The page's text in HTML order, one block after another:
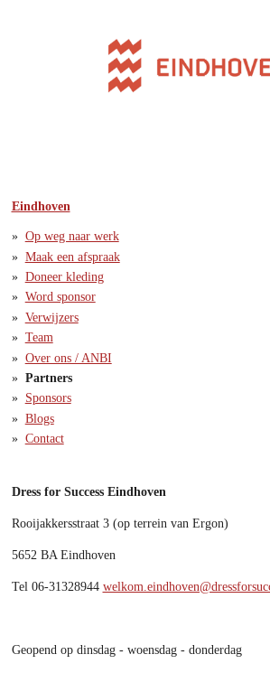
Eindhoven
Op weg naar werk
Maak een afspraak
Doneer kleding
Word sponsor
Verwijzers
Team
Over ons / ANBI
Partners
Sponsors
Blogs
Contact
Dress for Success Eindhoven
Rooijakkersstraat 3 (op terrein van Ergon)
5652 BA Eindhoven
Tel 06-31328944
Geopend op dinsdag - woensdag - donderdag